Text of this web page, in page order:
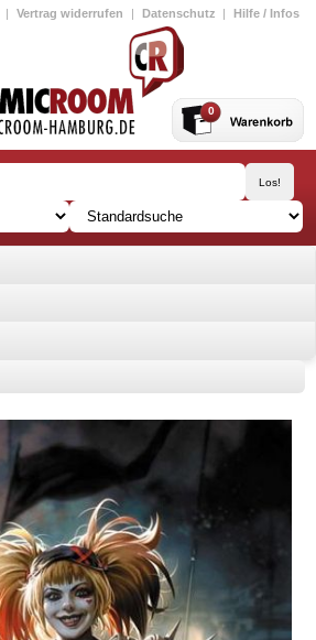
| Vertrag widerrufen | Datenschutz | Hilfe / Infos
0